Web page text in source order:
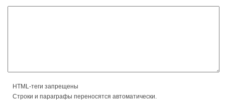
HTML-теги запрещены
Строки и параграфы переносятся автоматически.